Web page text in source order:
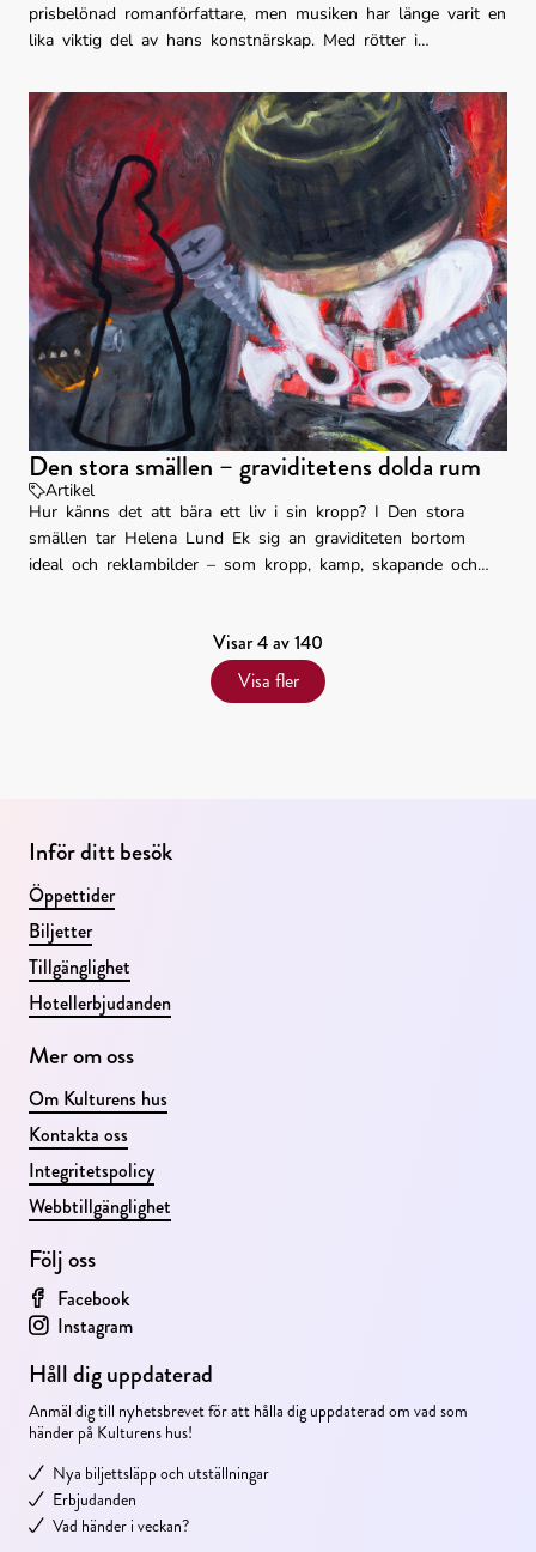
prisbelönad romanförfattare, men musiken har länge varit en
lika viktig del av hans konstnärskap. Med rötter i
mer litterärt uttryck, där personliga texter, ofta mörkt
humoristiska och med en tydlig blick för livets skavanker,
får ta plats. Nu är han aktuell med ny musik. Kaddish är
Carl-Johan Vallgrens första skiva på 16 år. Ett intimt album
om omvälvande kärlek, plötslig död och förlamande sorg. I
november ger han sig ut på turné och den 20 november
kommer han till Kulturens hus.
Den stora smällen – graviditetens dolda rum
Artikel
Hur känns det att bära ett liv i sin kropp? I Den stora
smällen tar Helena Lund Ek sig an graviditeten bortom
ideal och reklambilder – som kropp, kamp, skapande och
Visar 4 av 140
Visa fler
Inför ditt besök
Öppettider
Biljetter
Tillgänglighet
Hotellerbjudanden
Mer om oss
Om Kulturens hus
Kontakta oss
Integritetspolicy
Webbtillgänglighet
Följ oss
Facebook
Instagram
Håll dig uppdaterad
Anmäl dig till nyhetsbrevet för att hålla dig uppdaterad om vad som
händer på Kulturens hus!
Nya biljettsläpp och utställningar
Erbjudanden
Vad händer i veckan?